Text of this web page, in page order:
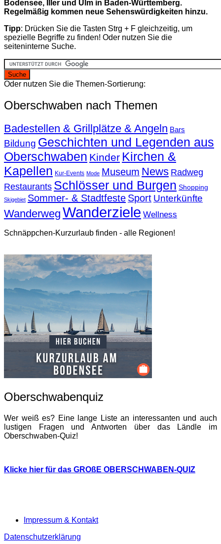
Bodensee, Iller und Ulm in Baden-Württemberg.
Regelmäßig kommen neue Sehenswürdigkeiten hinzu.
Tipp: Drücken Sie die Tasten Strg + F gleichzeitig, um
spezielle Begriffe zu finden! Oder nutzen Sie die
seiteninterne Suche.
Oder nutzen Sie die Themen-Sortierung:
Oberschwaben nach Themen
Badestellen & Grillplätze & Angeln Bars
Bildung Geschichten und Legenden aus
Oberschwaben Kinder Kirchen &
Kapellen Kur-Events Mode Museum News Radweg
Restaurants Schlösser und Burgen Shopping
Skigebiet Sommer- & Stadtfeste Sport Unterkünfte
Wanderweg Wanderziele Wellness
Schnäppchen-Kurzurlaub finden - alle Regionen!
Oberschwabenquiz
Wer weiß es? Eine lange Liste an interessanten und auch
lustigen Fragen und Antworten über das Ländle im
Oberschwaben-Quiz!
Klicke hier für das GROßE OBERSCHWABEN-QUIZ
Impressum & Kontakt
Datenschutzerklärung